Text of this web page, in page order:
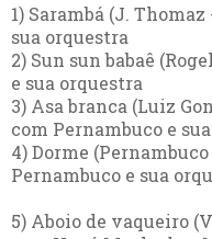
1) Sarambá (J.
sua orquestra
2) Sun sun babaê
e sua orquestra
3) Asa branca (Luiz
com Pernambuco e
4) Dorme
Pernambuco e sua
5) Aboio de vaqueiro